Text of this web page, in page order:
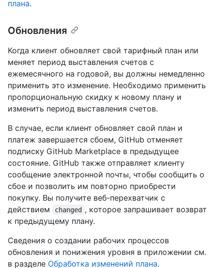
плана.
Обновления
Когда клиент обновляет свой тарифный план или
меняет период выставления счетов с
ежемесячного на годовой, вы должны немедленно
применить это изменение. Необходимо применить
пропорциональную скидку к новому плану и
изменить период выставления счетов.
В случае, если клиент обновляет свой план и
платеж завершается сбоем, GitHub отменяет
подписку GitHub Marketplace в предыдущее
состояние. GitHub также отправляет клиенту
сообщение электронной почты, чтобы сообщить о
сбое и позволить им повторно приобрести
покупку. Вы получите веб-перехватчик с
действием
changed , которое запрашивает возврат
к предыдущему плану.
Сведения о создании рабочих процессов
обновления и понижения уровня в приложении см.
в разделе Обработка изменений плана.